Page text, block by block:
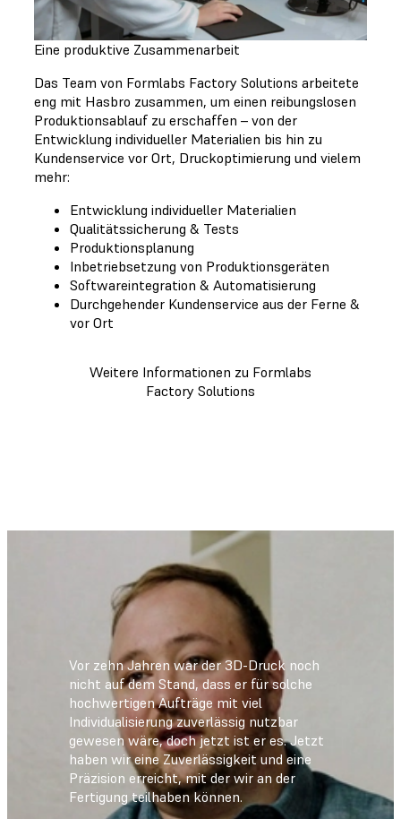
Eine produktive Zusammenarbeit
Das Team von Formlabs Factory Solutions arbeitete
eng mit Hasbro zusammen, um einen reibungslosen
Produktionsablauf zu erschaffen – von der
Entwicklung individueller Materialien bis hin zu
Kundenservice vor Ort, Druckoptimierung und vielem
mehr:
Entwicklung individueller Materialien
Qualitätssicherung & Tests
Produktionsplanung
Inbetriebsetzung von Produktionsgeräten
Softwareintegration & Automatisierung
Durchgehender Kundenservice aus der Ferne &
vor Ort
Weitere Informationen zu Formlabs
Factory Solutions
Vor zehn Jahren war der 3D-Druck noch
nicht auf dem Stand, dass er für solche
hochwertigen Aufträge mit viel
Individualisierung zuverlässig nutzbar
gewesen wäre, doch jetzt ist er es. Jetzt
haben wir eine Zuverlässigkeit und eine
Präzision erreicht, mit der wir an der
Fertigung teilhaben können.